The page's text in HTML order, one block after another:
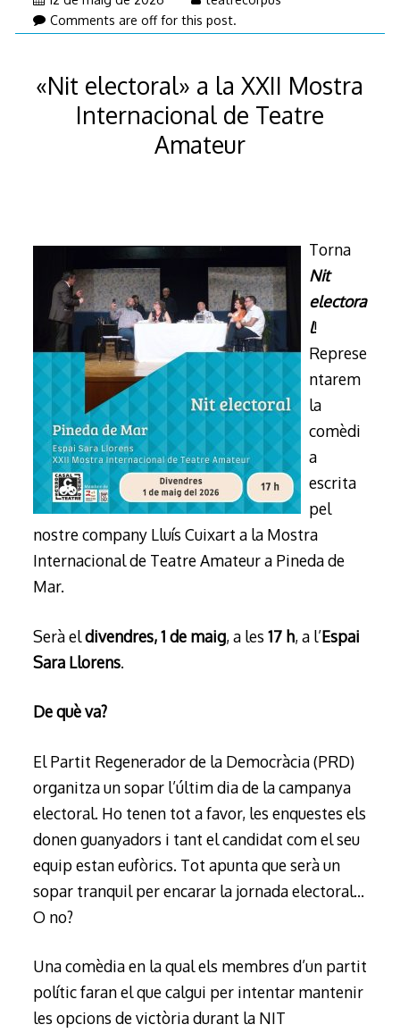
de
2026
Comments are off for this post.
«Nit electoral» a la XXII Mostra
Internacional de Teatre
Amateur
Torna
Nit
electora
l!
Represe
ntarem
la
comèdi
a
escrita
pel
nostre company Lluís Cuixart a la Mostra
Internacional de Teatre Amateur a Pineda de
Mar.
Serà eldivendres, 1 de maig, a les 17 h, a l’Espai
Sara Llorens.
De què va?
El Partit Regenerador de la Democràcia (PRD)
organitza un sopar l’últim dia de la campanya
electoral. Ho tenen tot a favor, les enquestes els
donen guanyadors i tant el candidat com el seu
equip estan eufòrics. Tot apunta que serà un
sopar tranquil per encarar la jornada electoral…
O no?
Una comèdia en la qual els membres d’un partit
polític faran el que calgui per intentar mantenir
les opcions de victòria durant la NIT